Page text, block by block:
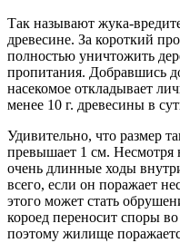
Так называют жука-
древесине. За короткий
полностью уничтожить
пропитания. Добравшись
насекомое откладывает
менее 10 г. древесины в
Удивительно, что размер
превышает 1 см. Несмотря
очень длинные ходы
всего, если он поражает
этого может стать
короед переносит споры
поэтому жилище